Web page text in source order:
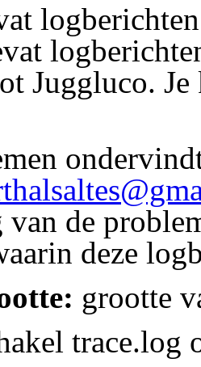
Juggluco.
de
deze
grootte
trace.log